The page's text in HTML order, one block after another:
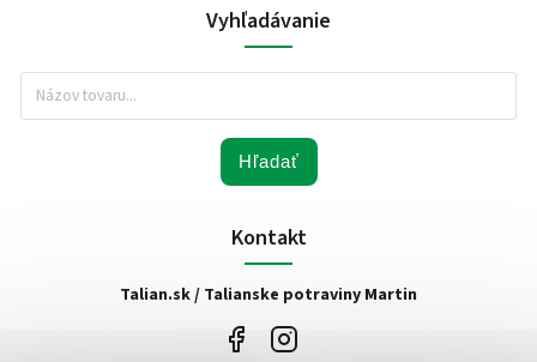
Vyhľadávanie
Hľadať
Kontakt
Talian.sk / Talianske potraviny Martin